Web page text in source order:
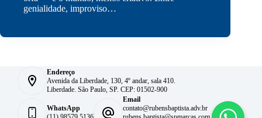
genialidade, improviso…
Endereço
Avenida da Liberdade, 130, 4º andar, sala 410.
Liberdade. São Paulo, SP. CEP: 01502-900
WhatsApp
Email
contato@rubensbaptista.adv.br